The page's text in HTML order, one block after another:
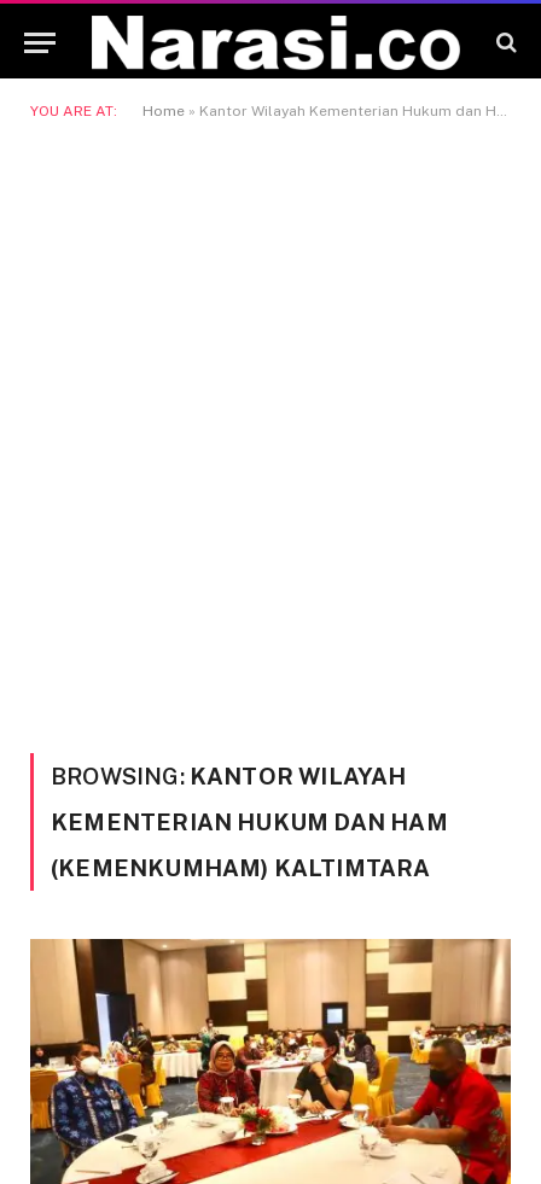
YOU ARE AT: Home » Kantor Wilayah Kementerian Hukum dan HAM (Kemenkumham) Kaltimtara
BROWSING: KANTOR WILAYAH
KEMENTERIAN HUKUM DAN HAM
(KEMENKUMHAM) KALTIMTARA